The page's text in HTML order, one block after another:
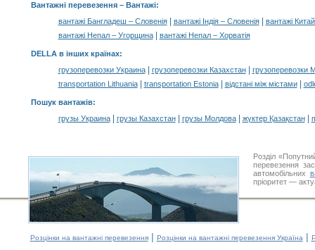
Вантажні перевезення – Вантажі:
вантажі Бангладеш – Словенія| вантажі Індія – Словенія|
вантажі
вантажі Непал – Угорщина| вантажі Непал – Хорватія
DELLA в інших країнах:
грузоперевозки Украина| грузоперевозки Казахстан|
грузоперевозки
transportation Lithuania| transportation Estonia| відстані між містами|
Пошук вантажів:
грузы Украина| грузы Казахстан| грузы Молдова| жүктер Қазақстан|
Розділ
перевезення
автомобільних
пріоритет —
Розцінки на вантажні перевезення| Розцінки на вантажні перевезення Україна |